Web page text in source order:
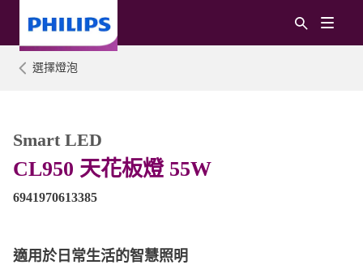
選擇燈泡
CL950 天花板燈 55W
Smart LED
6941970613385
適用於日常生活的智慧照明